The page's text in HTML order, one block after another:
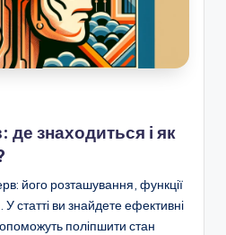
знаходиться і як
його розташування, функції
статті ви знайдете ефективні
поліпшити стан